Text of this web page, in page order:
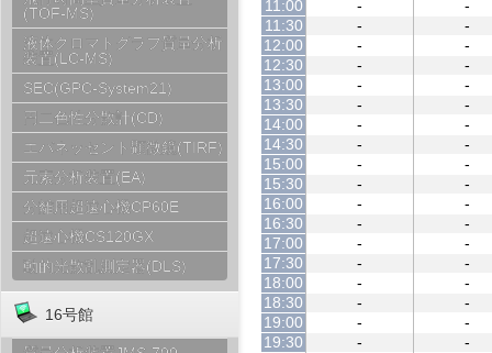
(TOF-MS)
液体クロマトグラフ質量分析
装置(LC-MS)
SEC(GPC-System21)
円二色性分散計(CD)
エバネッセント顕微鏡(TIRF)
元素分析装置(EA)
分離用超遠心機CP60E
超遠心機CS120GX
動的光散乱測定器(DLS)
16号館
11:00
-
-
11:30
-
-
12:00
-
-
12:30
-
-
13:00
-
-
13:30
-
-
14:00
-
-
14:30
-
-
15:00
-
-
15:30
-
-
16:00
-
-
16:30
-
-
17:00
-
-
17:30
-
-
18:00
-
-
18:30
-
-
19:00
-
-
19:30
-
-